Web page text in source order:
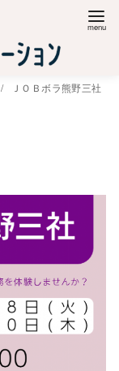
ＪＯＢボラ熊野三社